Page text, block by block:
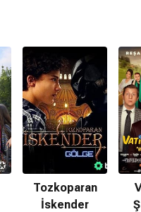
Tozkoparan
İskender